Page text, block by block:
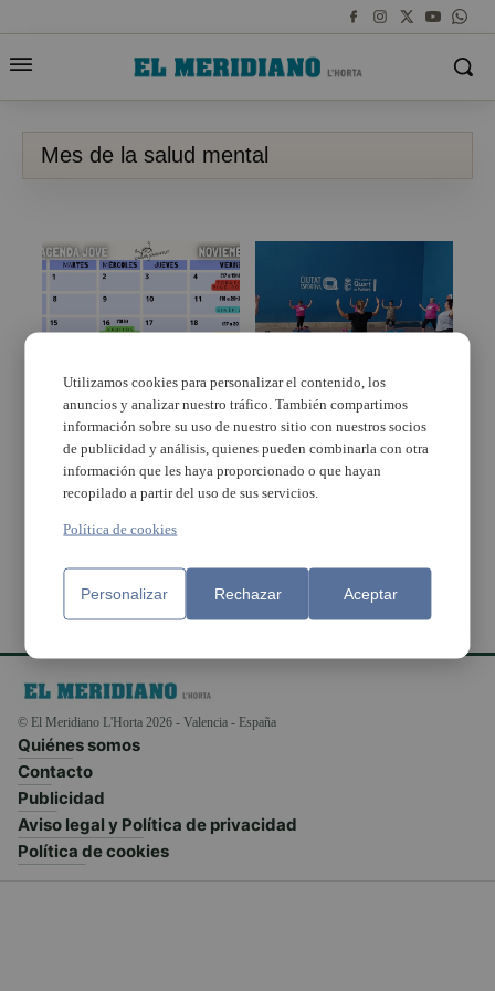
Mes de la salud mental
La Casa de la Juventud
de Paterna dedica su
agenda de noviembre a
la salud física y mental
Comienzan las
«Charlas en primera
persona y las clases de
yoga en Quart de
Poblet para cuidar la
salud mental
© El Meridiano L'Horta 2026 - Valencia - España
Quiénes somos
Contacto
Publicidad
Aviso legal y Política de privacidad
Política de cookies
Utilizamos cookies para personalizar el contenido, los
anuncios y analizar nuestro tráfico. También compartimos
información sobre su uso de nuestro sitio con nuestros socios
de publicidad y análisis, quienes pueden combinarla con otra
información que les haya proporcionado o que hayan
recopilado a partir del uso de sus servicios.
Política de cookies
Personalizar Rechazar Aceptar